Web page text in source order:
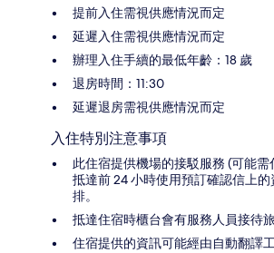
提前入住需視供應情況而定
延遲入住需視供應情況而定
辦理入住手續的最低年齡：18 歲
退房時間：11:30
延遲退房需視供應情況而定
入住特別注意事項
此住宿提供機場的接駁服務 (可能
抵達前 24 小時使用預訂確認信上
排。
抵達住宿時櫃台會有服務人員接待
住宿提供的資訊可能經由自動翻譯